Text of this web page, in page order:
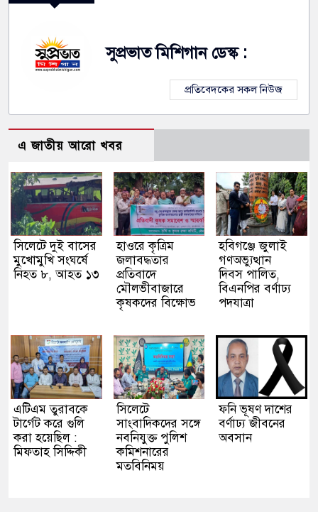
সুপ্রভাত মিশিগান ডেস্ক :
প্রতিবেদকের সকল নিউজ
এ জাতীয় আরো খবর
সিলেটে দুই বাসের
মুখোমুখি সংঘর্ষে
নিহত ৮, আহত ১৩
হাওরে কৃত্রিম
জলাবদ্ধতার
প্রতিবাদে
মৌলভীবাজারে
কৃষকদের বিক্ষোভ
হবিগঞ্জে জুলাই
গণঅভ্যুত্থান
দিবস পালিত,
বিএনপির বর্ণাঢ্য
পদযাত্রা
এটিএম তুরাবকে
টার্গেট করে গুলি
করা হয়েছিল :
মিফতাহ সিদ্দিকী
সিলেটে
সাংবাদিকদের সঙ্গে
নবনিযুক্ত পুলিশ
কমিশনারের
মতবিনিময়
ফনি ভূষণ দাশের
বর্ণাঢ্য জীবনের
অবসান